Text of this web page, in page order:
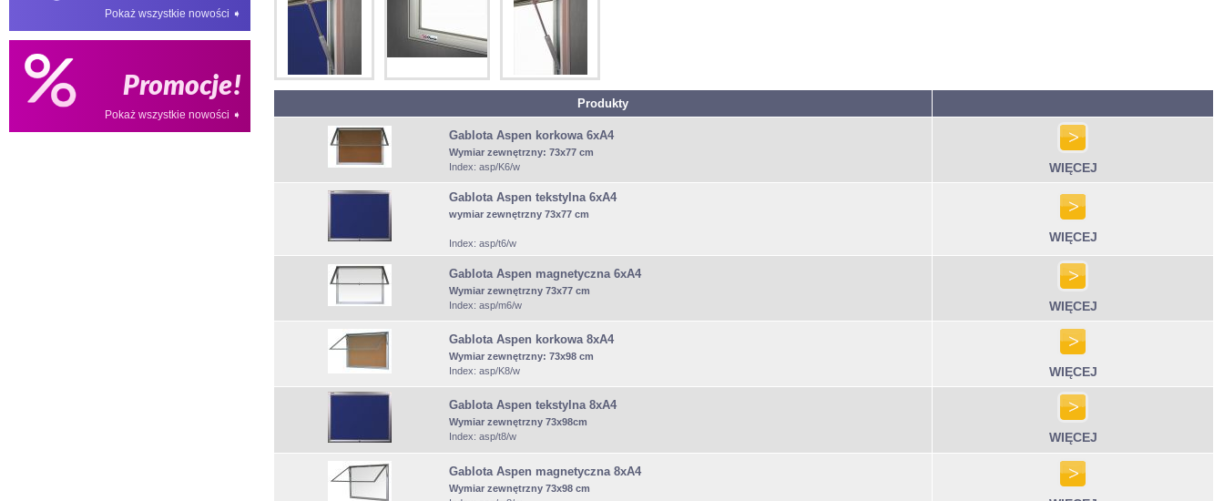
Pokaż wszystkie nowości ➧
Promocje!
Pokaż wszystkie nowości ➧
Produkty
Gablota Aspen korkowa 6xA4
Wymiar zewnętrzny:73x77 cm
Index: asp/K6/w
WIĘCEJ
Gablota Aspen tekstylna 6xA4
wymiar zewnętrzny 73x77 cm
Index: asp/t6/w WIĘCEJ
Gablota Aspen magnetyczna 6xA4
Wymiar zewnętrzny 73x77 cm
Index: asp/m6/w
WIĘCEJ
Gablota Aspen korkowa 8xA4
Wymiar zewnętrzny:73x98 cm
Index: asp/K8/w
WIĘCEJ
Gablota Aspen tekstylna 8xA4
Wymiar zewnętrzny 73x98cm
Index: asp/t8/w
WIĘCEJ
Gablota Aspen magnetyczna 8xA4
Wymiar zewnętrzny 73x98 cm